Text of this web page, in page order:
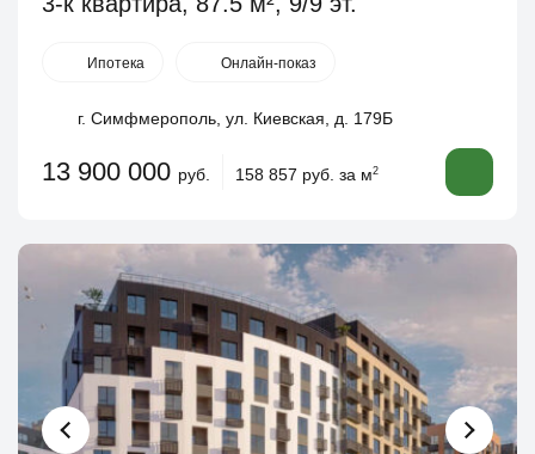
Ипотека Онлайн-показ
г. Симфмерополь, ул. Киевская, д. 179Б
13 900 000 руб. 158 857 руб. за м2